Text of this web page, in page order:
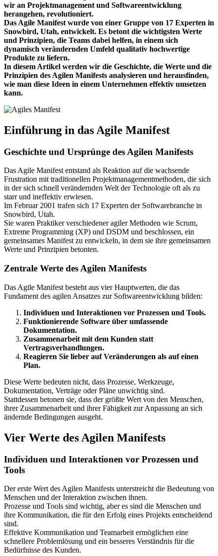
wir an Projektmanagement und Softwareentwicklung
herangehen, revolutioniert.
Das Agile Manifest wurde von einer Gruppe von 17 Experten in
Snowbird, Utah, entwickelt. Es betont die wichtigsten Werte
und Prinzipien, die Teams dabei helfen, in einem sich
dynamisch verändernden Umfeld qualitativ hochwertige
Produkte zu liefern.
In diesem Artikel werden wir die Geschichte, die Werte und die
Prinzipien des Agilen Manifests analysieren und herausfinden,
wie man diese Ideen in einem Unternehmen effektiv umsetzen
kann.
Einführung in das Agile Manifest
Geschichte und Ursprünge des Agilen Manifests
Das Agile Manifest entstand als Reaktion auf die wachsende
Frustration mit traditionellen Projektmanagementmethoden, die sich
in der sich schnell verändernden Welt der Technologie oft als zu
starr und ineffektiv erwiesen.
Im Februar 2001 trafen sich 17 Experten der Softwarebranche in
Snowbird, Utah.
Sie waren Praktiker verschiedener agiler Methoden wie Scrum,
Extreme Programming (XP) und DSDM und beschlossen, ein
gemeinsames Manifest zu entwickeln, in dem sie ihre gemeinsamen
Werte und Prinzipien betonten.
Zentrale Werte des Agilen Manifests
Das Agile Manifest besteht aus vier Hauptwerten, die das
Fundament des agilen Ansatzes zur Softwareentwicklung bilden:
Individuen und Interaktionen vor Prozessen und Tools.
Funktionierende Software über umfassende
Dokumentation.
Zusammenarbeit mit dem Kunden statt
Vertragsverhandlungen.
Reagieren Sie lieber auf Veränderungen als auf einen
Plan.
Diese Werte bedeuten nicht, dass Prozesse, Werkzeuge,
Dokumentation, Verträge oder Pläne unwichtig sind.
Stattdessen betonen sie, dass der größte Wert von den Menschen,
ihrer Zusammenarbeit und ihrer Fähigkeit zur Anpassung an sich
ändernde Bedingungen ausgeht.
Vier Werte des Agilen Manifests
Individuen und Interaktionen vor Prozessen und
Tools
Der erste Wert des Agilen Manifests unterstreicht die Bedeutung von
Menschen und der Interaktion zwischen ihnen.
Prozesse und Tools sind wichtig, aber es sind die Menschen und
ihre Kommunikation, die für den Erfolg eines Projekts entscheidend
sind.
Effektive Kommunikation und Teamarbeit ermöglichen eine
schnellere Problemlösung und ein besseres Verständnis für die
Bedürfnisse des Kunden.